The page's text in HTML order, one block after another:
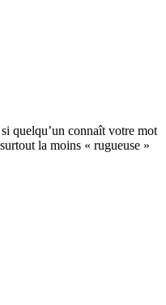
quelqu’un connaît votre mot
la moins « rugueuse »